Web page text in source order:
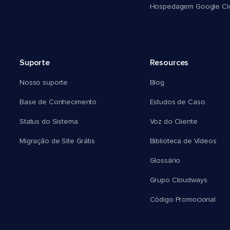
Hospedagem Google
Suporte
Nosso suporte
Base de Conhecimento
Status do Sistema
Migração de Site Grátis
Resources
Blog
Estudos de Caso
Voz do Cliente
Biblioteca de Vídeos
Glossário
Grupo Cloudways
Código Promocional